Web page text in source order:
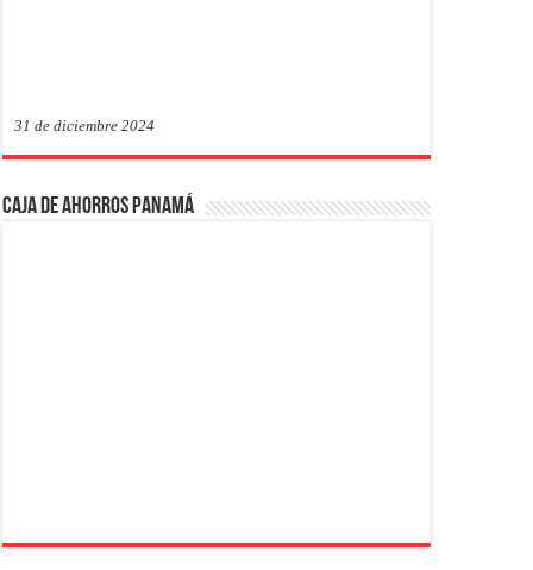
31 de diciembre 2024
Caja de Ahorros Panamá